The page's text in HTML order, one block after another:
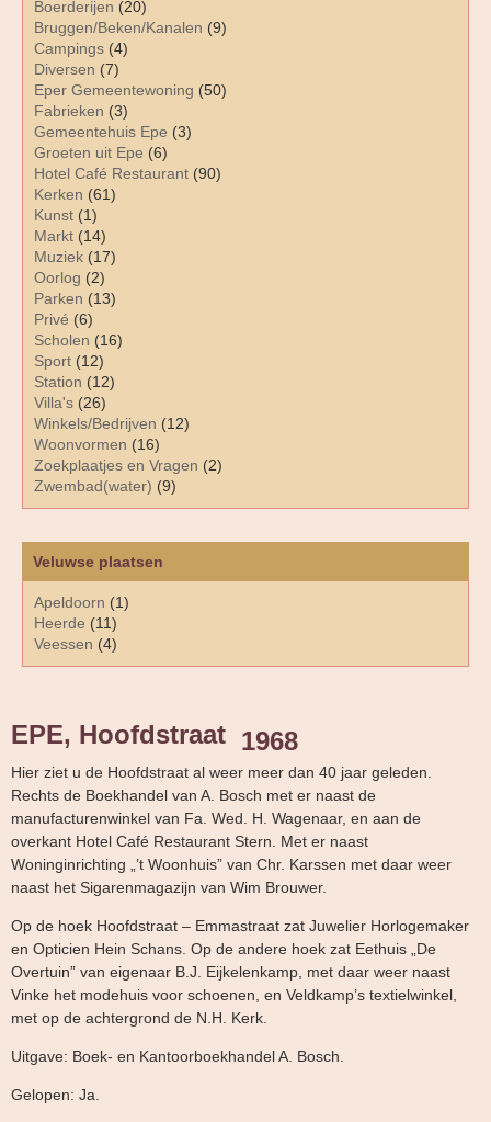
Boerderijen (20)
Bruggen/Beken/Kanalen (9)
Campings (4)
Diversen (7)
Eper Gemeentewoning (50)
Fabrieken (3)
Gemeentehuis Epe (3)
Groeten uit Epe (6)
Hotel Café Restaurant (90)
Kerken (61)
Kunst (1)
Markt (14)
Muziek (17)
Oorlog (2)
Parken (13)
Privé (6)
Scholen (16)
Sport (12)
Station (12)
Villa's (26)
Winkels/Bedrijven (12)
Woonvormen (16)
Zoekplaatjes en Vragen (2)
Zwembad(water) (9)
Veluwse plaatsen
Apeldoorn (1)
Heerde (11)
Veessen (4)
EPE, Hoofdstraat 1968
Hier ziet u de Hoofdstraat al weer meer dan 40 jaar geleden.
Rechts de Boekhandel van A. Bosch met er naast de
manufacturenwinkel van Fa. Wed. H. Wagenaar, en aan de
overkant Hotel Café Restaurant Stern. Met er naast
Woninginrichting „’t Woonhuis” van Chr. Karssen met daar weer
naast het Sigarenmagazijn van Wim Brouwer.
Op de hoek Hoofdstraat – Emmastraat zat Juwelier Horlogemaker
en Opticien Hein Schans. Op de andere hoek zat Eethuis „De
Overtuin” van eigenaar B.J. Eijkelenkamp, met daar weer naast
Vinke het modehuis voor schoenen, en Veldkamp’s textielwinkel,
met op de achtergrond de N.H. Kerk.
Uitgave: Boek- en Kantoorboekhandel A. Bosch.
Gelopen: Ja.